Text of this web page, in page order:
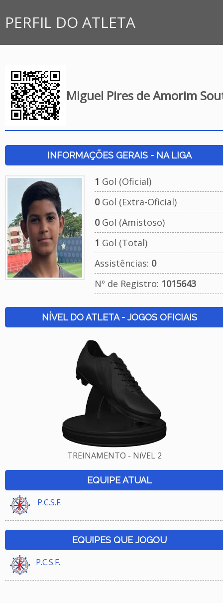
PERFIL DO ATLETA
Miguel Pires de Amorim
INFORMAÇÕES GERAIS - NA LIGA
1 Gol (Oficial)
0Gol (Extra-Oficial)
0Gol (Amistoso)
1 Gol (Total)
Assistências: 0
Nº de Registro: 1015643
NÍVEL DO ATLETA - JOGOS OFICIAIS
TREINAMENTO - NíVEL 2
EQUIPE ATUAL
P.C.S.F.
EQUIPES QUE JOGOU
P.C.S.F.